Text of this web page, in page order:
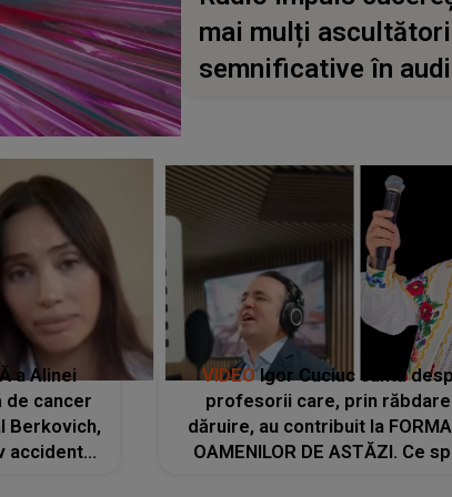
mai mulți
semnificative în
a Alinei
de cancer
Berkovich,
accident
VIDEOIgor Cuciuc cântă
profesorii care, prin
dăruire, au contribuit la
OAMENILOR DE ASTĂZI. Ce